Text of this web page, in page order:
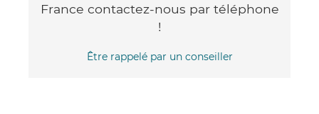
France contactez-nous par téléphone
!
Être rappelé par un conseiller